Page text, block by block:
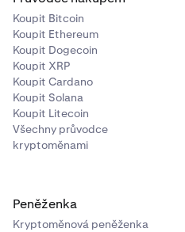
Koupit Bitcoin
Koupit Ethereum
Koupit Dogecoin
Koupit XRP
Koupit Cardano
Koupit Solana
Koupit Litecoin
Všechny průvodce
kryptoměnami
Peněženka
Kryptoměnová peněženka